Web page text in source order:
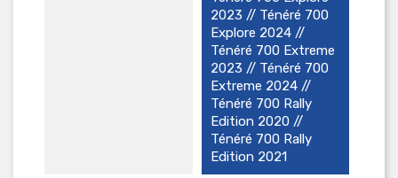
2023 // Ténéré 700
Explore 2024 //
Ténéré 700 Extreme
2023 // Ténéré 700
Extreme 2024 //
Ténéré 700 Rally
Edition 2020 //
Ténéré 700 Rally
Edition 2021